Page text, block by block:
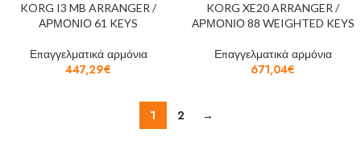
KORG I3 MB ARRANGER /
ΑΡΜΟΝΙΟ 61 KEYS
Επαγγελματικά αρμόνια
447,29€
KORG XE20 ARRANGER /
ΑΡΜΟΝΙΟ 88 WEIGHTED KEYS
Επαγγελματικά αρμόνια
671,04€
1 2 →